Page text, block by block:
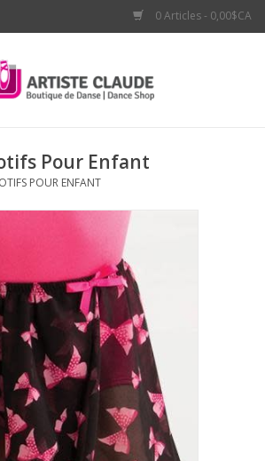
0 Articles - 0,00$CA
Pour Enfant
POUR ENFANT